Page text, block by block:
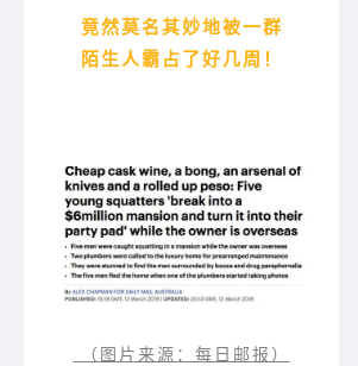
竟然莫名其妙地被一群
陌生人霸占了好几周！
（图片来源：每日邮报）